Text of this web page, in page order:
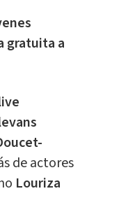
gratuita a
de actores
Louriza